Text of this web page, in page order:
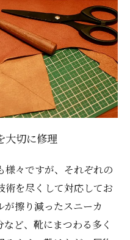
大切に修理
様々ですが、それぞれの
術を尽くして対応してお
が擦り減ったスニーカ
ど、靴にまつわる多く